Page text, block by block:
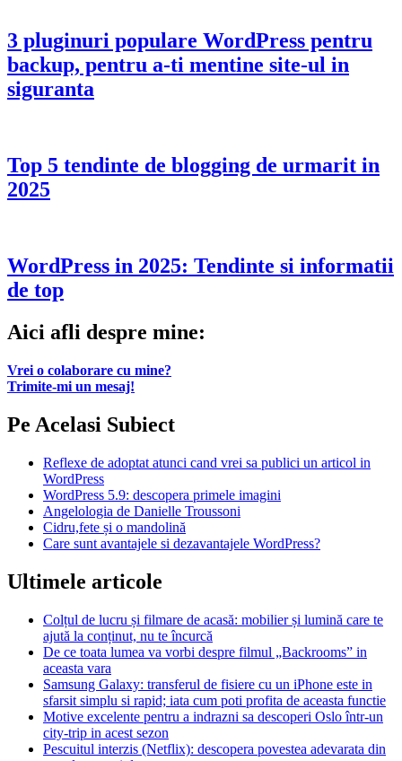
3 pluginuri populare WordPress pentru
backup, pentru a-ti mentine site-ul in
siguranta
Top 5 tendinte de blogging de urmarit in
2025
WordPress in 2025: Tendinte si informatii
de top
Aici afli despre mine:
Vrei o colaborare cu mine?
Trimite-mi un mesaj!
Pe Acelasi Subiect
Reflexe de adoptat atunci cand vrei sa publici un articol in
WordPress
WordPress 5.9: descopera primele imagini
Angelologia de Danielle Troussoni
Cidru,fete și o mandolină
Care sunt avantajele si dezavantajele WordPress?
Ultimele articole
Colțul de lucru și filmare de acasă: mobilier și lumină care te
ajută la conținut, nu te încurcă
De ce toata lumea va vorbi despre filmul „Backrooms” in
aceasta vara
Samsung Galaxy: transferul de fisiere cu un iPhone este in
sfarsit simplu si rapid; iata cum poti profita de aceasta functie
Motive excelente pentru a indrazni sa descoperi Oslo într-un
city-trip in acest sezon
Pescuitul interzis (Netflix): descopera povestea adevarata din